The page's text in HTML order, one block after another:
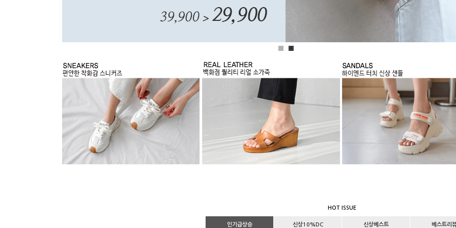
2
HOT ISSUE
인기급상승 신상10%DC 신상베스트 베스트리